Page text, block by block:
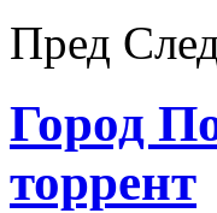
Пред
Город
торрент